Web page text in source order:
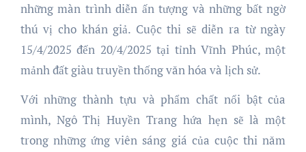
những màn trình diễn ấn tượng và những bất ngờ
thú vị cho khán giả. Cuộc thi sẽ diễn ra từ ngày
15/4/2025 đến 20/4/2025 tại tỉnh Vĩnh Phúc, một
mảnh đất giàu truyền thống văn hóa và lịch sử.
Với những thành tựu và phẩm chất nổi bật của
mình, Ngô Thị Huyền Trang hứa hẹn sẽ là một
trong những ứng viên sáng giá của cuộc thi năm